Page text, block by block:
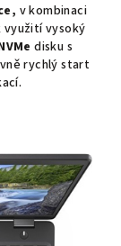
v kombinaci
vysoký
disku s
rychlý start